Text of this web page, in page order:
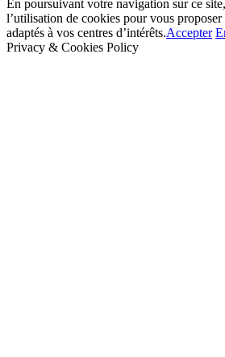
En poursuivant votre navigation sur ce
l’utilisation de cookies pour vous proposer
adaptés à vos centres d’intérêts.Accepter
Privacy & Cookies Policy